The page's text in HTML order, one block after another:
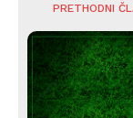
PRETHODNI